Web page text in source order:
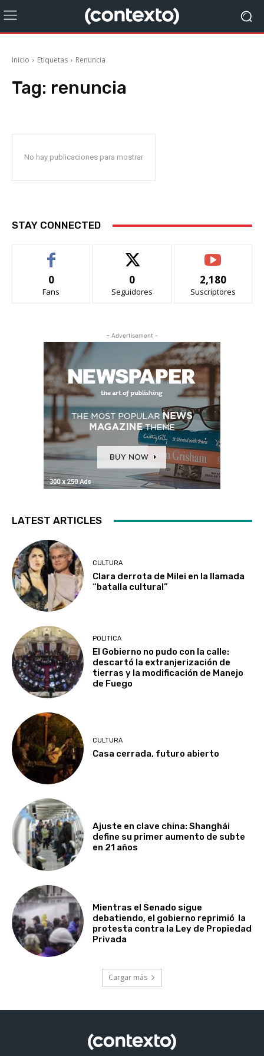
Inicio Etiquetas Renuncia
Tag: renuncia
No hay publicaciones para mostrar
STAY CONNECTED
0
Fans
0
Seguidores
2,180
Suscriptores
- Advertisement -
LATEST ARTICLES
CULTURA
Clara derrota de Milei en la llamada
“batalla cultural”
POLITICA
El Gobierno no pudo con la calle:
descartó la extranjerización de
tierras y la modificación de Manejo
de Fuego
CULTURA
Casa cerrada, futuro abierto
Ajuste en clave china: Shanghái
define su primer aumento de subte
en 21 años
Mientras el Senado sigue
debatiendo, el gobierno reprimió la
protesta contra la Ley de Propiedad
Privada
Cargar más